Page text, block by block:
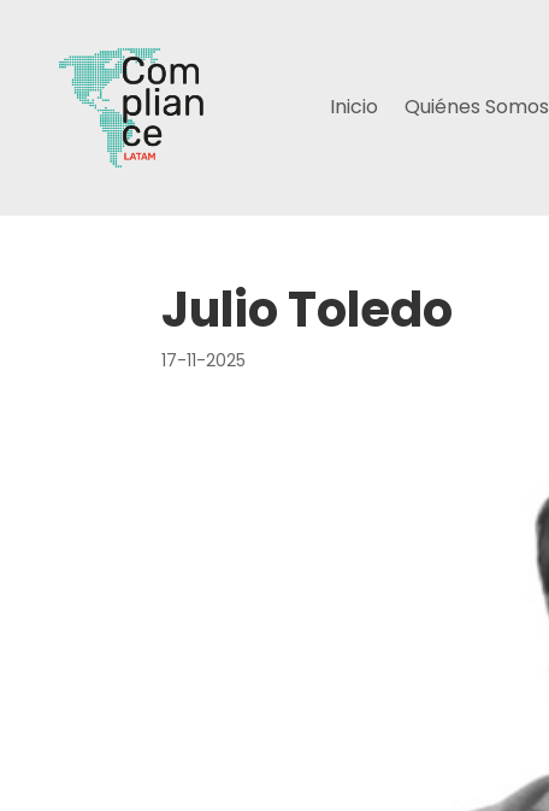
Inicio Quiénes Somos
Julio Toledo
17-11-2025